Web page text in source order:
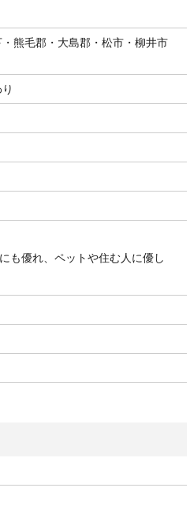
熊毛郡・大島郡・松市・柳井市
優れ、ペットや住む人に優し